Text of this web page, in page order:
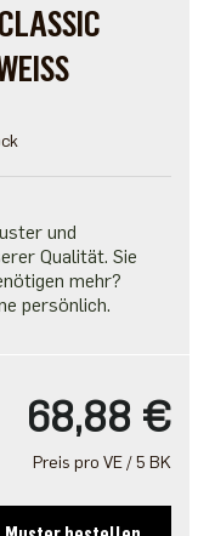
und
Qualität. Sie
mehr?
persönlich.
68,88 €
Preis pro VE / 5 BK